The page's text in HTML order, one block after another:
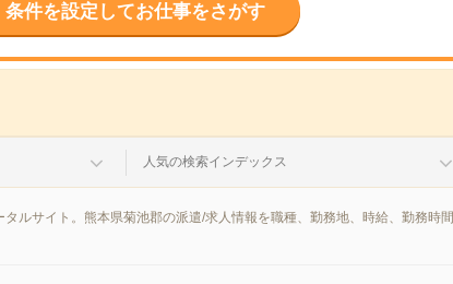
条件を設定してお仕事をさがす
人気の検索インデックス
ルサイト。熊本県菊池郡の派遣/求人情報を職種、勤務地、時給、勤務時間